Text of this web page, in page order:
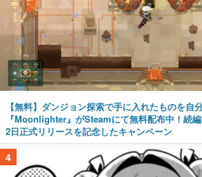
【無料】ダンジョン探索で手に入れたものを自
『Moonlighter』がSteamにて無料配布中！続
2日正式リリースを記念したキャンペーン
4